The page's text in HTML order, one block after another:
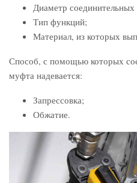
Диаметр соединительных
Тип функций;
Материал, из которых
Способ, с помощью которых
муфта надевается:
Запрессовка;
Обжатие.